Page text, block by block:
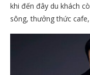
khi đến đây du khách
sông, thưởng thức